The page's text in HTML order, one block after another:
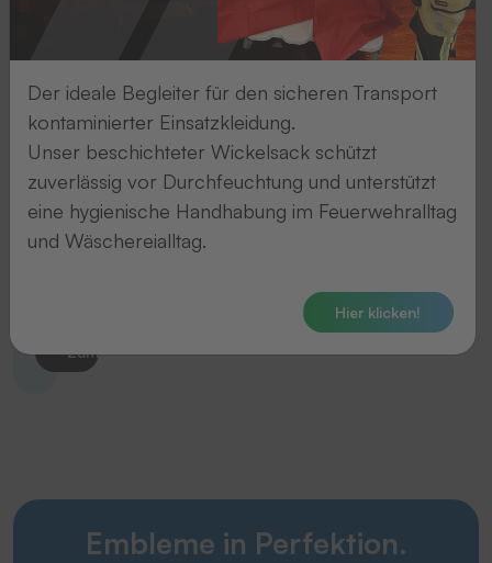
Folientransferfilm
Zum Produkt
Taktische Bekleidung
Zum Produkt
Embleme in Perfektion.
Der ideale Begleiter für den sicheren Transport
kontaminierter Einsatzkleidung.
Unser beschichteter Wickelsack schützt
zuverlässig vor Durchfeuchtung und unterstützt
eine hygienische Handhabung im Feuerwehralltag
und Wäschereialltag.
Hier klicken!